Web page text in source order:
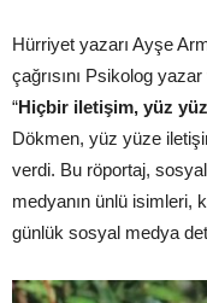
Hürriyet yazarı Ayşe
çağrısını Psikolog
“Hiçbir iletişim, yüz
Dökmen, yüz yüze
verdi. Bu röportaj,
medyanın ünlü isimleri,
günlük sosyal medya